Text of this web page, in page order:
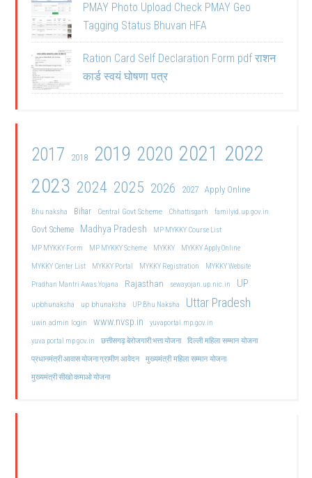
PMAY Photo Upload Check PMAY Geo
Tagging Status Bhuvan HFA
Ration Card Self Declaration Form pdf राशन
कार्ड स्वयं घोषणा पत्र
2017 2018 2019 2020 2021 2022
2023 2024 2025 2026 2027 Apply Online
Bhu naksha Bihar Central Govt Scheme Chhattisgarh familyid.up.gov.in
Govt Scheme Madhya Pradesh
MP MYKKY Course List
MP MYKKY Form
MP MYKKY Scheme MYKKY
MYKKY Apply Online
MYKKY Center List
MYKKY Portal MYKKY Registration
MYKKY Website
Pradhan Mantri Awas Yojana
Rajasthan sewayojan.up.nic.in UP
upbhunaksha up bhunaksha UP Bhu Naksha Uttar Pradesh
uwin admin login www.nvsp.in
yuvaportal.mp.gov.in
yuva portal mp gov.in
छत्तीसगढ़ बेरोजगारी भत्ता योजना दिल्ली महिला सम्मान योजना
प्रधानमंत्री आवास योजना ग्रामीण आवेदन मुख्यमंत्री महिला सम्मान योजना
मुख्यमंत्री सीखो कमाओ योजना